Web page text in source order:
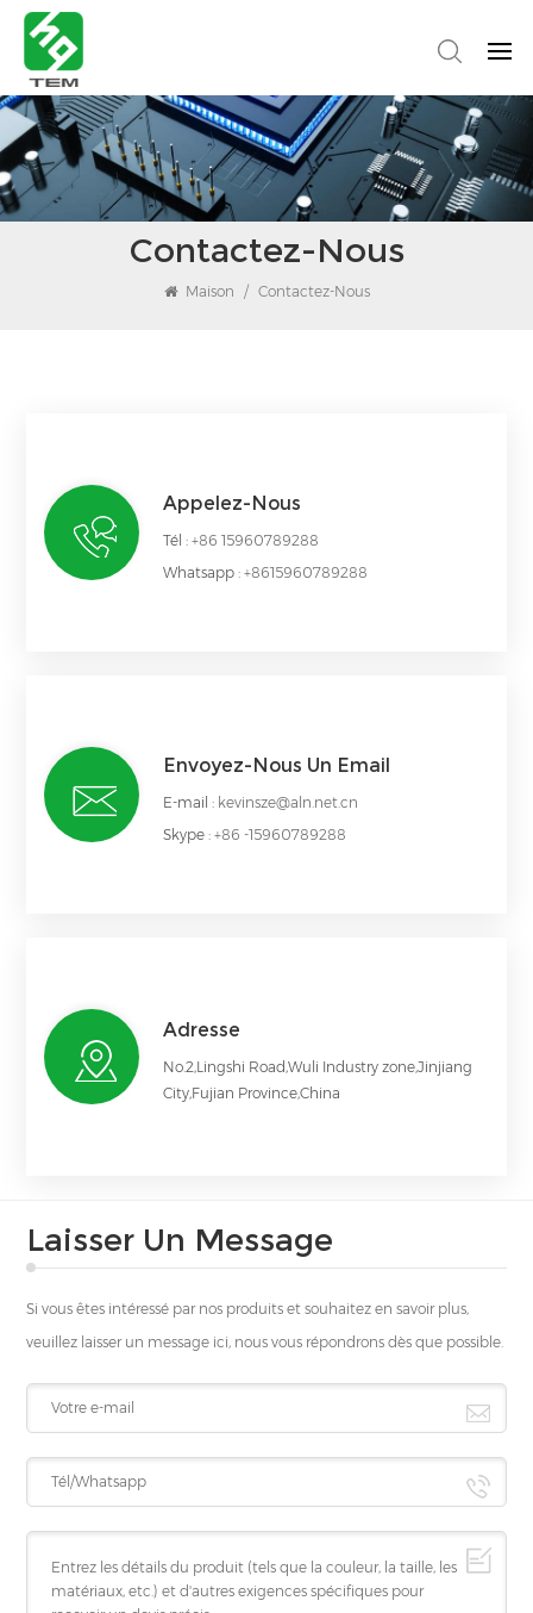
Contactez-Nous
Maison / Contactez-Nous
Appelez-Nous
Tél :+86 15960789288
Whatsapp :+8615960789288
Envoyez-Nous Un Email
E-mail : kevinsze@aln.net.cn
Skype :+86 -15960789288
Adresse
No.2,Lingshi Road,Wuli Industry zone,Jinjiang
City,Fujian Province,China
Laisser Un Message
Si vous êtes intéressé par nos produits et souhaitez en savoir plus,
veuillez laisser un message ici, nous vous répondrons dès que possible.